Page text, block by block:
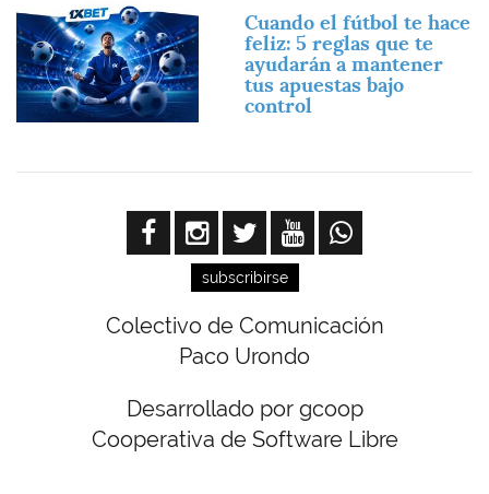
Imagen
Cuando el fútbol te hace
feliz: 5 reglas que te
ayudarán a mantener
tus apuestas bajo
control
subscribirse
Colectivo de Comunicación
Paco Urondo
Desarrollado por gcoop
Cooperativa de Software Libre